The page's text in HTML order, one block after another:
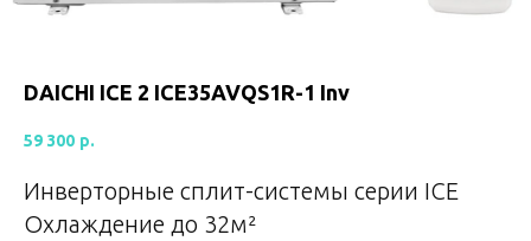
DAICHI ICE 2 ICE35AVQS1R-1 Inv
59 300 р.
Инверторные сплит-системы серии ICE
Охлаждение до 32м²